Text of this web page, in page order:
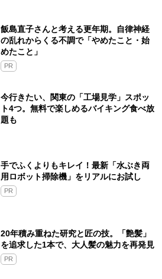
飯島直子さんと考える更年期。自律神経
の乱れからくる不調で「やめたこと・始
めたこと」
PR
今行きたい、関東の「工場見学」スポッ
ト4つ。無料で楽しめるバイキング食べ放
題も
手でふくよりもキレイ！最新「水ぶき両
用ロボット掃除機」をリアルにお試し
PR
20年積み重ねた研究と匠の技。「艶髪」
を追求した1本で、大人髪の魅力を再発見
PR